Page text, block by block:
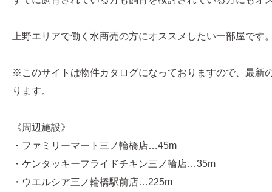
上野エリアで働く水商売の方にオススメしたい一部屋です
※このサイトは物件カタログになっておりますので、最新
ります。
《周辺施設》
・ファミリーマート三ノ輪橋店…45m
・ケンタッキーフライドチキン三ノ輪店…35m
・ウエルシア三ノ輪橋駅前店…225m